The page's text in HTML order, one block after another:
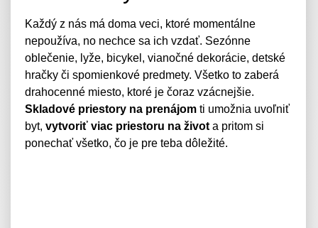
Každý z nás má doma veci, ktoré momentálne
nepoužíva, no nechce sa ich vzdať. Sezónne
oblečenie, lyže, bicykel, vianočné dekorácie, detské
hračky či spomienkové predmety. Všetko to zaberá
drahocenné miesto, ktoré je čoraz vzácnejšie.
Skladové priestory na prenájom ti umožnia uvoľniť
byt, vytvoriť viac priestoru na život a pritom si
ponechať všetko, čo je pre teba dôležité.